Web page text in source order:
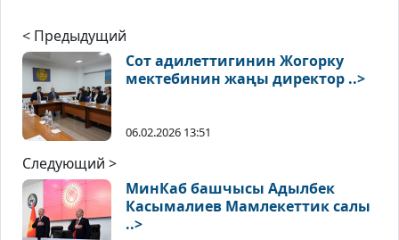
< Предыдущий
Сот адилеттигинин Жогорку
мектебинин жаңы директор ..>
06.02.2026 13:51
Следующий >
МинКаб башчысы Адылбек
Касымалиев Мамлекеттик салы
..>